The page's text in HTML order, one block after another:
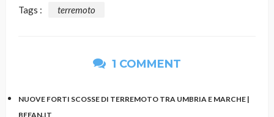
Tags : terremoto
1 COMMENT
NUOVE FORTI SCOSSE DI TERREMOTO TRA UMBRIA E MARCHE |
BEFAN.IT